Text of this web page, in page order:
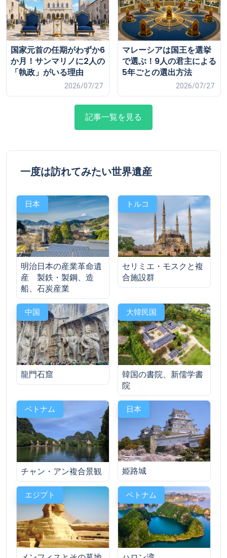
国家元首の任期がわずか6
か月！サンマリノに2人の
「執政」がいる理由
2026/07/27
マレーシアは国王を選挙
で選ぶ！9人の君主による
5年ごとの選出方法
2026/07/27
記事一覧を見る
一度は訪れてみたい世界遺産
日本
明治日本の産業革命遺
産 製鉄・製鋼、造
船、石炭産業
トルコ
セリミエ・モスクと複
合施設群
中国
龍門石窟
大韓民国
韓国の書院、新儒学書
院
ベトナム
チャン・アン複合景観
日本
姫路城
エジプト ベトナム